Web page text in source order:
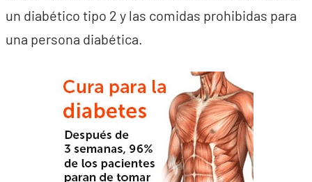
un diabético tipo 2 y las comidas prohibidas para
una persona diabética.